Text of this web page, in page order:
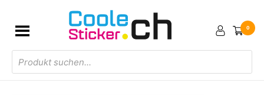
Products
search
0